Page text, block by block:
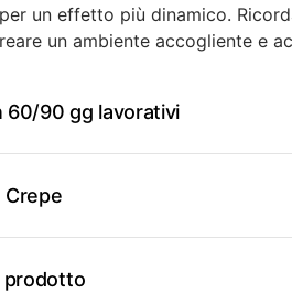
un effetto più dinamico.
un ambiente accogliente e
60/90 gg lavorativi
Crepe
prodotto